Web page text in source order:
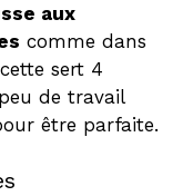
aux
comme dans
sert 4
de travail
être parfaite.